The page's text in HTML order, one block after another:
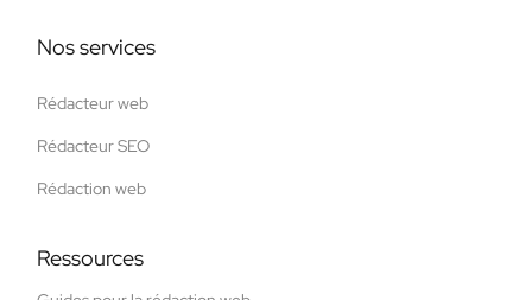
Nos services
Rédacteur web
Rédacteur SEO
Rédaction web
Ressources